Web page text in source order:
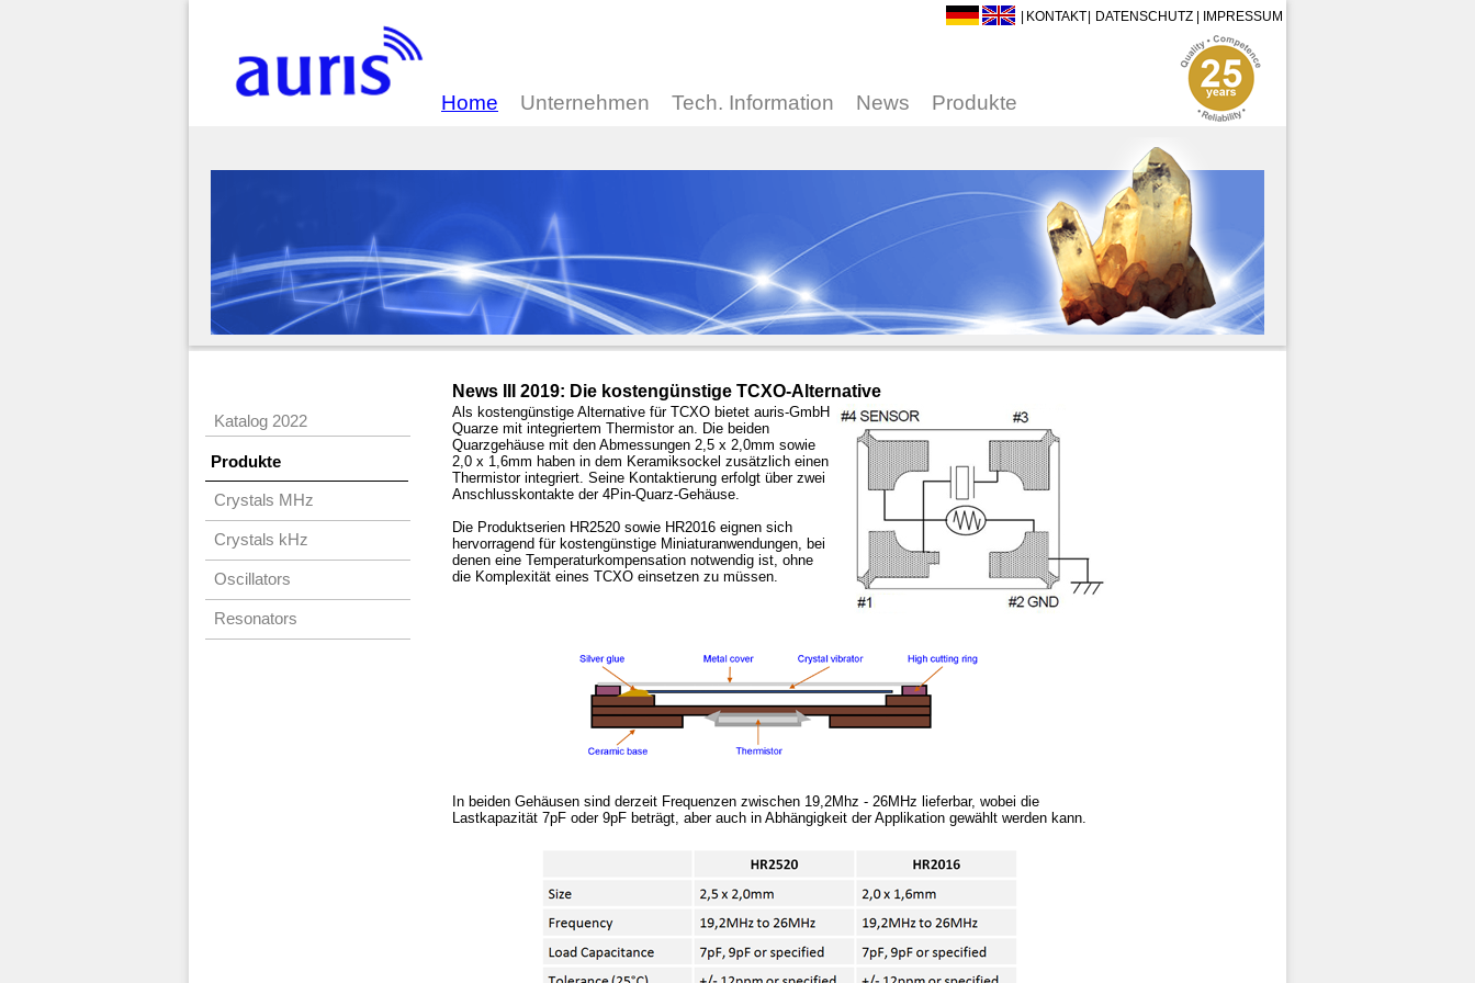
KONTAKT DATENSCHUTZ IMPRESSUM
Home Unternehmen Tech. Information News Produkte
Katalog 2022
Produkte
Crystals MHz
Crystals kHz
Oscillators
Resonators
News III 2019: Die kostengünstige TCXO-Alternative
Als kostengünstige Alternative für TCXO bietet auris-GmbH
Quarze mit integriertem Thermistor an. Die beiden
Quarzgehäuse mit den Abmessungen 2,5 x 2,0mm sowie
2,0 x 1,6mm haben in dem Keramiksockel zusätzlich einen
Thermistor integriert. Seine Kontaktierung erfolgt über zwei
Anschlusskontakte der 4Pin-Quarz-Gehäuse.
Die Produktserien HR2520 sowie HR2016 eignen sich
hervorragend für kostengünstige Miniaturanwendungen, bei
denen eine Temperaturkompensation notwendig ist, ohne
die Komplexität eines TCXO einsetzen zu müssen.
In beiden Gehäusen sind derzeit Frequenzen zwischen 19,2Mhz - 26MHz lieferbar, wobei die
Lastkapazität 7pF oder 9pF beträgt, aber auch in Abhängigkeit der Applikation gewählt werden kann.